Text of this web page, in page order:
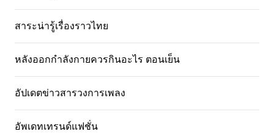
สาระน่ารู้เรื่องราวไทย
หลังออกกําลังกายควรกินอะไร ตอนเย็น
อัปเดตข่าวสารวงการเพลง
อัพเดทเทรนด์แฟชั่น